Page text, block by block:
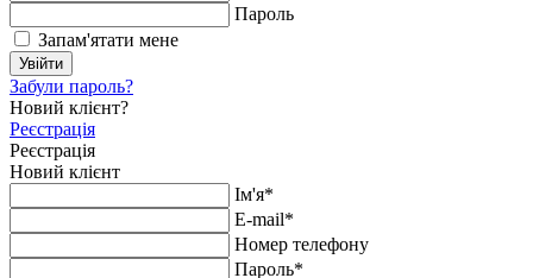
Пароль
Запам'ятати мене
Увійти
Забули пароль?
Новий клієнт?
Реєстрація
Реєстрація
Новий клієнт
Ім'я*
E-mail*
Номер телефону
Пароль*